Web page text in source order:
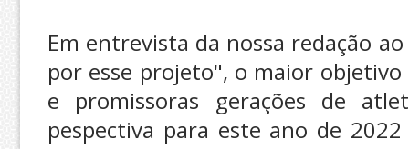
Em entrevista da nossa redação
por esse projeto", o maior
e promissoras gerações de
pespectiva para este ano de